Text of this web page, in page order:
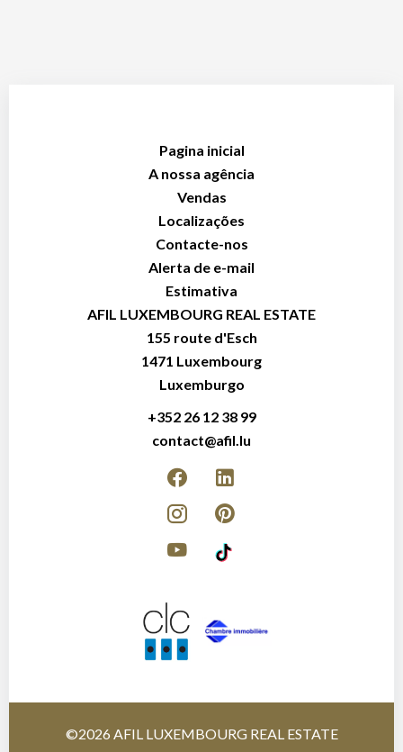
Pagina inicial
A nossa agência
Vendas
Localizações
Contacte-nos
Alerta de e-mail
Estimativa
AFIL LUXEMBOURG REAL ESTATE
155 route d'Esch
1471 Luxembourg
Luxemburgo
+352 26 12 38 99
contact@afil.lu
©2026 AFIL LUXEMBOURG REAL ESTATE